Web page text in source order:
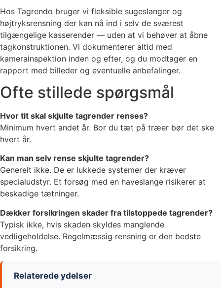
Hos Tagrendo bruger vi fleksible sugeslanger og
højtryksrensning der kan nå ind i selv de sværest
tilgængelige kasserender — uden at vi behøver at åbne
tagkonstruktionen. Vi dokumenterer altid med
kamerainspektion inden og efter, og du modtager en
rapport med billeder og eventuelle anbefalinger.
Ofte stillede spørgsmål
Hvor tit skal skjulte tagrender renses?
Minimum hvert andet år. Bor du tæt på træer bør det ske
hvert år.
Kan man selv rense skjulte tagrender?
Generelt ikke. De er lukkede systemer der kræver
specialudstyr. Et forsøg med en haveslange risikerer at
beskadige tætninger.
Dækker forsikringen skader fra tilstoppede tagrender?
Typisk ikke, hvis skaden skyldes manglende
vedligeholdelse. Regelmæssig rensning er den bedste
forsikring.
Relaterede ydelser